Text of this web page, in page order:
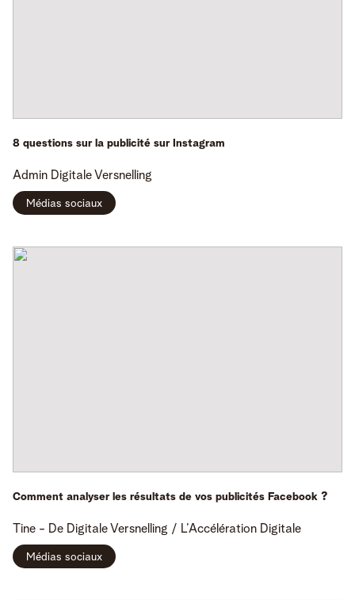
8 questions sur la publicité sur Instagram
Admin Digitale Versnelling
Médias sociaux
Comment analyser les résultats de vos publicités Facebook ?
Tine - De Digitale Versnelling / L’Accélération Digitale
Médias sociaux